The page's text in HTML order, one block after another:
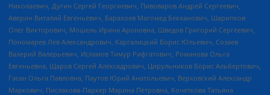
Николаевич, Дугин Сергей Георгиевич, Пивоваров Андрей Сергеевич,
Аверин Виталий Евгеньевич, Барахоев Магомед Бекханович, Шарипков
Олег Викторович, Мошель Ирина Ароновна, Шведов Григорий Сергеевич,
Пономарев Лев Александрович, Каргалицкий Борис Юльевич, Созаев
Валерий Валерьевич, Исламов Тимур Рифгатович, Романова Ольга
Евгеньевна, Щаров Сергей Алексадрович, Цирульников Борис Альбертович,
Гасан Ольга Павловна, Паутов Юрий Анатольевич, Верховский Александр
Маркович, Пислакова-Паркер Марина Петровна, Кочеткова Татьяна